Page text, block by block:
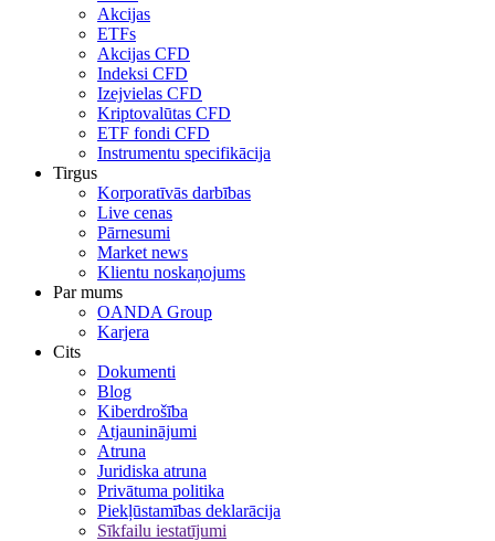
Akcijas
ETFs
Akcijas CFD
Indeksi CFD
Izejvielas CFD
Kriptovalūtas CFD
ETF fondi CFD
Instrumentu specifikācija
Tirgus
Korporatīvās darbības
Live cenas
Pārnesumi
Market news
Klientu noskaņojums
Par mums
OANDA Group
Karjera
Cits
Dokumenti
Blog
Kiberdrošība
Atjauninājumi
Atruna
Juridiska atruna
Privātuma politika
Piekļūstamības deklarācija
Sīkfailu iestatījumi